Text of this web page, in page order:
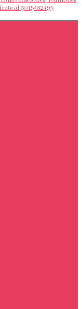
al 3015482493